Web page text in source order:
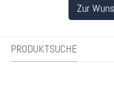
Zur
PRODUKTSUCHE